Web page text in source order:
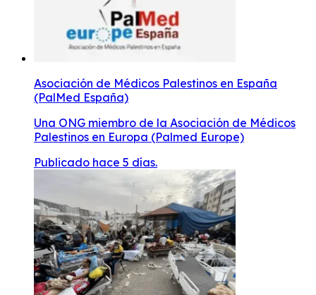
Asociación de Médicos Palestinos en España
(PalMed España)
Una ONG miembro de la Asociación de Médicos
Palestinos en Europa (Palmed Europe)
Publicado hace 5 días.